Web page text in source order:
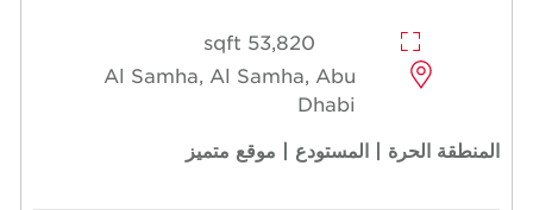
53,820 sqft
Al Samha, Al Samha, Abu
Dhabi
المنطقة الحرة | المستودع | موقع متميز